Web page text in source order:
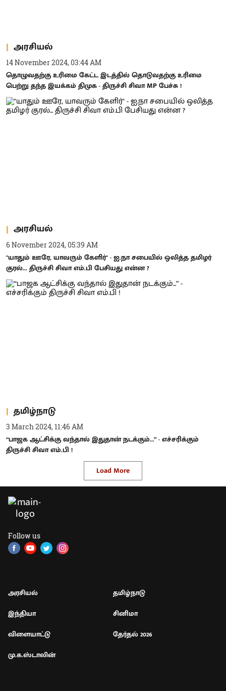
அரசியல்
14 November 2024, 03:44 AM
தொழுவதற்கு உரிமை கேட்ட இடத்தில் தொடுவதற்கு உரிமை
பெற்று தந்த இயக்கம் திமுக - திருச்சி சிவா MP பேச்சு !
அரசியல்
6 November 2024, 05:39 AM
"யாதும் ஊரே, யாவரும் கேளிர்" - ஐ.நா சபையில் ஒலித்த தமிழர்
குரல்... திருச்சி சிவா எம்.பி பேசியது என்ன ?
தமிழ்நாடு
3 March 2024, 11:46 AM
“பாஜக ஆட்சிக்கு வந்தால் இதுதான் நடக்கும்...” - எச்சரிக்கும்
திருச்சி சிவா எம்.பி !
Load More
Follow us
அரசியல்
தமிழ்நாடு
இந்தியா
சினிமா
விளையாட்டு
தேர்தல் 2026
மு.க.ஸ்டாலின்